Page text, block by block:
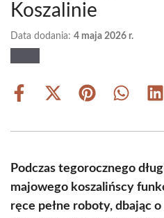
Koszalinie
Data dodania: 4 maja 2026 r.
Share
Share
(Twitter)
Share Share
Podczas tegorocznego
majowego koszalińscy
ręce pełne roboty, dbając